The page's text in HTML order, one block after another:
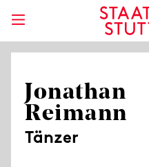
Jonathan
Reimann
Tänzer